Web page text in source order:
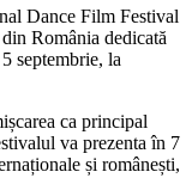
Dance Film Festival
România dedicată
septembrie, la
ca principal
va prezenta în 7
și românești,